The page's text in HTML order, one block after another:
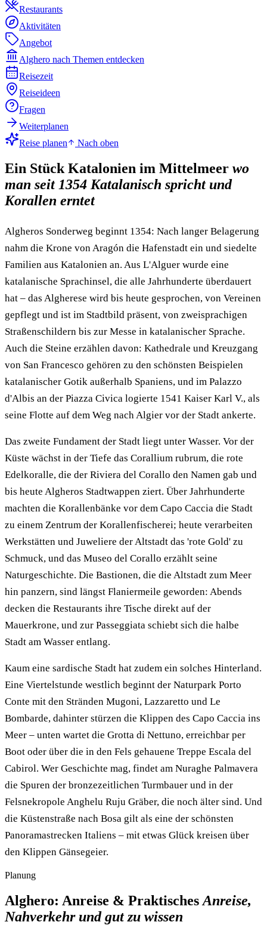
Restaurants
Aktivitäten
Angebot
Alghero nach Themen entdecken
Reisezeit
Reiseideen
Fragen
Weiterplanen
Reise planen
Nach oben
Ein Stück Katalonien im Mittelmeer wo
man seit 1354 Katalanisch spricht und
Korallen erntet
Algheros Sonderweg beginnt 1354: Nach langer Belagerung
nahm die Krone von Aragón die Hafenstadt ein und siedelte
Familien aus Katalonien an. Aus L'Alguer wurde eine
katalanische Sprachinsel, die alle Jahrhunderte überdauert
hat – das Algherese wird bis heute gesprochen, von Vereinen
gepflegt und ist im Stadtbild präsent, von zweisprachigen
Straßenschildern bis zur Messe in katalanischer Sprache.
Auch die Steine erzählen davon: Kathedrale und Kreuzgang
von San Francesco gehören zu den schönsten Beispielen
katalanischer Gotik außerhalb Spaniens, und im Palazzo
d'Albis an der Piazza Civica logierte 1541 Kaiser Karl V., als
seine Flotte auf dem Weg nach Algier vor der Stadt ankerte.
Das zweite Fundament der Stadt liegt unter Wasser. Vor der
Küste wächst in der Tiefe das Corallium rubrum, die rote
Edelkoralle, die der Riviera del Corallo den Namen gab und
bis heute Algheros Stadtwappen ziert. Über Jahrhunderte
machten die Korallenbänke vor dem Capo Caccia die Stadt
zu einem Zentrum der Korallenfischerei; heute verarbeiten
Werkstätten und Juweliere der Altstadt das 'rote Gold' zu
Schmuck, und das Museo del Corallo erzählt seine
Naturgeschichte. Die Bastionen, die die Altstadt zum Meer
hin panzern, sind längst Flaniermeile geworden: Abends
decken die Restaurants ihre Tische direkt auf der
Mauerkrone, und zur Passeggiata schiebt sich die halbe
Stadt am Wasser entlang.
Kaum eine sardische Stadt hat zudem ein solches Hinterland.
Eine Viertelstunde westlich beginnt der Naturpark Porto
Conte mit den Stränden Mugoni, Lazzaretto und Le
Bombarde, dahinter stürzen die Klippen des Capo Caccia ins
Meer – unten wartet die Grotta di Nettuno, erreichbar per
Boot oder über die in den Fels gehauene Treppe Escala del
Cabirol. Wer Geschichte mag, findet am Nuraghe Palmavera
die Spuren der bronzezeitlichen Turmbauer und in der
Felsnekropole Anghelu Ruju Gräber, die noch älter sind. Und
die Küstenstraße nach Bosa gilt als eine der schönsten
Panoramastrecken Italiens – mit etwas Glück kreisen über
den Klippen Gänsegeier.
Planung
Alghero: Anreise & Praktisches Anreise,
Nahverkehr und gut zu wissen